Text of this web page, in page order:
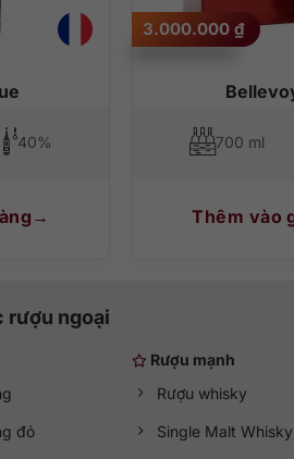
rang.
40%
3.000.000 ₫
700 ml
Thêm vào
rượu ngoại
đỏ
Rượu mạnh
Rượu whisky
Single Malt Whisky